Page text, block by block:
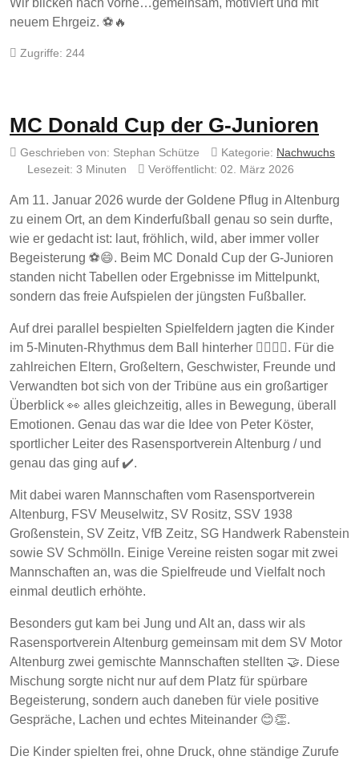
Wir blicken nach vorne…gemeinsam, motiviert und mit
neuem Ehrgeiz. ⚽🔥
Zugriffe: 244
MC Donald Cup der G-Junioren
Geschrieben von: Stephan Schütze Kategorie: Nachwuchs
Lesezeit: 3 Minuten
Veröffentlicht: 02. März 2026
Am 11. Januar 2026 wurde der Goldene Pflug in Altenburg
zu einem Ort, an dem Kinderfußball genau so sein durfte,
wie er gedacht ist: laut, fröhlich, wild, aber immer voller
Begeisterung ⚽😄. Beim MC Donald Cup der G-Junioren
standen nicht Tabellen oder Ergebnisse im Mittelpunkt,
sondern das freie Aufspielen der jüngsten Fußballer.
Auf drei parallel bespielten Spielfeldern jagten die Kinder
im 5-Minuten-Rhythmus dem Ball hinterher 🏃‍♂️🏃‍♀️. Für die
zahlreichen Eltern, Großeltern, Geschwister, Freunde und
Verwandten bot sich von der Tribüne aus ein großartiger
Überblick 👀 alles gleichzeitig, alles in Bewegung, überall
Emotionen. Genau das war die Idee von Peter Köster,
sportlicher Leiter des Rasensportverein Altenburg / und
genau das ging auf ✔️.
Mit dabei waren Mannschaften vom Rasensportverein
Altenburg, FSV Meuselwitz, SV Rositz, SSV 1938
Großenstein, SV Zeitz, VfB Zeitz, SG Handwerk Rabenstein
sowie SV Schmölln. Einige Vereine reisten sogar mit zwei
Mannschaften an, was die Spielfreude und Vielfalt noch
einmal deutlich erhöhte.
Besonders gut kam bei Jung und Alt an, dass wir als
Rasensportverein Altenburg gemeinsam mit dem SV Motor
Altenburg zwei gemischte Mannschaften stellten 🤝. Diese
Mischung sorgte nicht nur auf dem Platz für spürbare
Begeisterung, sondern auch daneben für viele positive
Gespräche, Lachen und echtes Miteinander 😊👏.
Die Kinder spielten frei, ohne Druck, ohne ständige Zurufe